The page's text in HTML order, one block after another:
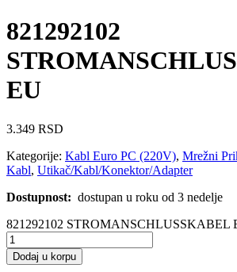
821292102
EU
3.349 RSD
Kategorije: Kabl Euro PC (220V), Mrežni
Kabl, Utikač/Kabl/Konektor/Adapter
Dostupnost: dostupan u roku od 3 nedelje
821292102 STROMANSCHLUSSKABEL
Dodaj u korpu